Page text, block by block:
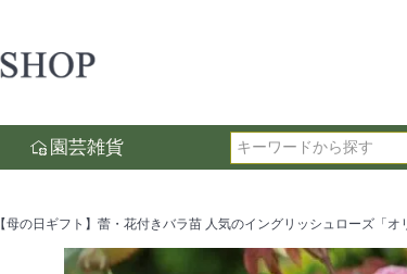
園芸雑貨
検索
検索
選択した項目全てに
タイプ、カラー、ブ
【母の日ギフト】蕾・花付きバラ苗 人気のイングリッシュローズ「